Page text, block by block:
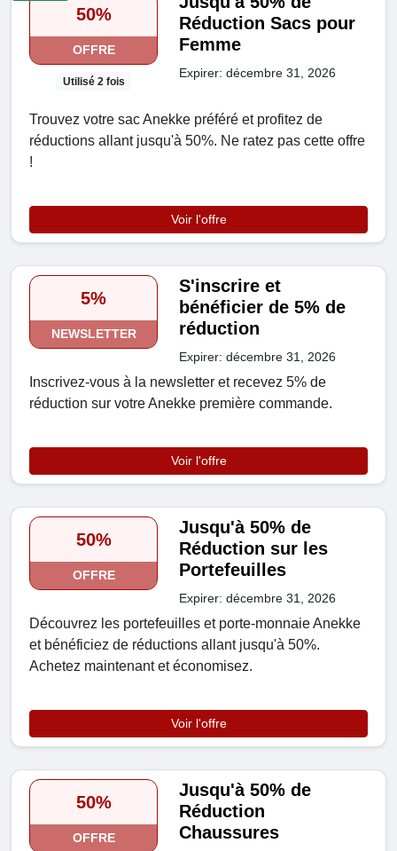
50%
OFFRE
Utilisé 2 fois
Réduction Sacs pour
Femme
Expirer: décembre 31, 2026
Trouvez votre sac Anekke préféré et profitez de
réductions allant jusqu'à 50%. Ne ratez pas cette offre
!
Voir l'offre
5%
NEWSLETTER
S'inscrire et
bénéficier de 5% de
réduction
Expirer: décembre 31, 2026
Inscrivez-vous à la newsletter et recevez 5% de
réduction sur votre Anekke première commande.
Voir l'offre
50%
OFFRE
Jusqu'à 50% de
Réduction sur les
Portefeuilles
Expirer: décembre 31, 2026
Découvrez les portefeuilles et porte-monnaie Anekke
et bénéficiez de réductions allant jusqu'à 50%.
Achetez maintenant et économisez.
Voir l'offre
50%
OFFRE
Jusqu'à 50% de
Réduction
Chaussures